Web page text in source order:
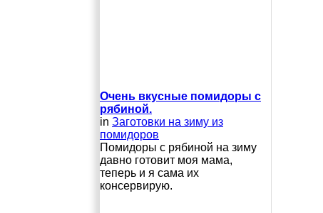
Очень вкусные помидоры с
рябиной.
in Заготовки на зиму из
помидоров
Помидоры с рябиной на зиму
давно готовит моя мама,
теперь и я сама их
консервирую.